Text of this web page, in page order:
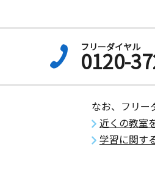
フリーダイヤル
0120-
なお、フリー
近くの教室
学習に関す